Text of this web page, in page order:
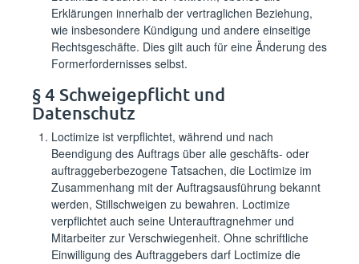
Erklärungen innerhalb der vertraglichen Beziehung,
wie insbesondere Kündigung und andere einseitige
Rechtsgeschäfte. Dies gilt auch für eine Änderung des
Formerfordernisses selbst.
§ 4 Schweigepflicht und
Datenschutz
Loctimize ist verpflichtet, während und nach
Beendigung des Auftrags über alle geschäfts- oder
auftraggeberbezogene Tatsachen, die Loctimize im
Zusammenhang mit der Auftragsausführung bekannt
werden, Stillschweigen zu bewahren. Loctimize
verpflichtet auch seine Unterauftragnehmer und
Mitarbeiter zur Verschwiegenheit. Ohne schriftliche
Einwilligung des Auftraggebers darf Loctimize die